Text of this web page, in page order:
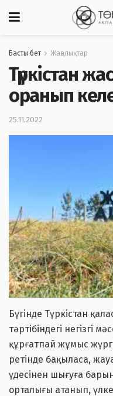
Басты бет Жаңалықтар
Түркістан
оранып
25.11.2022
Бүгінде Түркістан
тәртібіндегі негізгі
құрғатпай жұмыс
ретінде бақыласа,
үдесінен шығуға
орталығы атанып,